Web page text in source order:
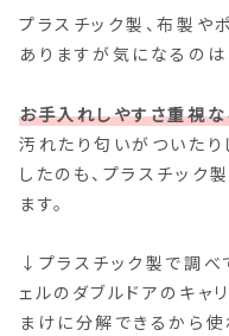
プラスチック製、布製や
ありますが気になるのは
お手入れしやすさ重視な
汚れたり匂いがついたり
したのも、プラスチック
ます。
↓プラスチック製で調べ
ェルのダブルドアのキャ
まけに分解できるから